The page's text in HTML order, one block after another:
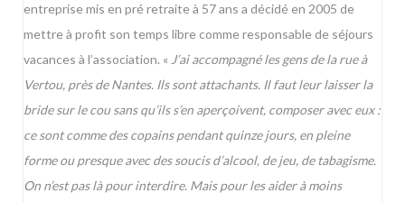
entreprise mis en pré retraite à 57 ans a décidé en 2005 de
mettre à profit son temps libre comme responsable de séjours
vacances à l’association. « J’ai accompagné les gens de la rue à
Vertou, près de Nantes. Ils sont attachants. Il faut leur laisser la
bride sur le cou sans qu’ils s’en aperçoivent, composer avec eux :
ce sont comme des copains pendant quinze jours, en pleine
forme ou presque avec des soucis d’alcool, de jeu, de tabagisme.
On n’est pas là pour interdire. Mais pour les aider à moins